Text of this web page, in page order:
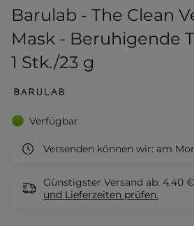
Barulab - The Clean
Mask - Beruhigende
1 Stk./23 g
Verfügbar
Versenden können wir: am
Günstigster Versand ab: 4,40
und Lieferzeiten prüfen.